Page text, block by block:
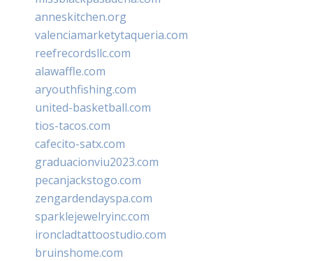
anneskitchen.org
valenciamarketytaqueria.com
reefrecordsllc.com
alawaffle.com
aryouthfishing.com
united-basketball.com
tios-tacos.com
cafecito-satx.com
graduacionviu2023.com
pecanjackstogo.com
zengardendayspa.com
sparklejewelryinc.com
ironcladtattoostudio.com
bruinshome.com